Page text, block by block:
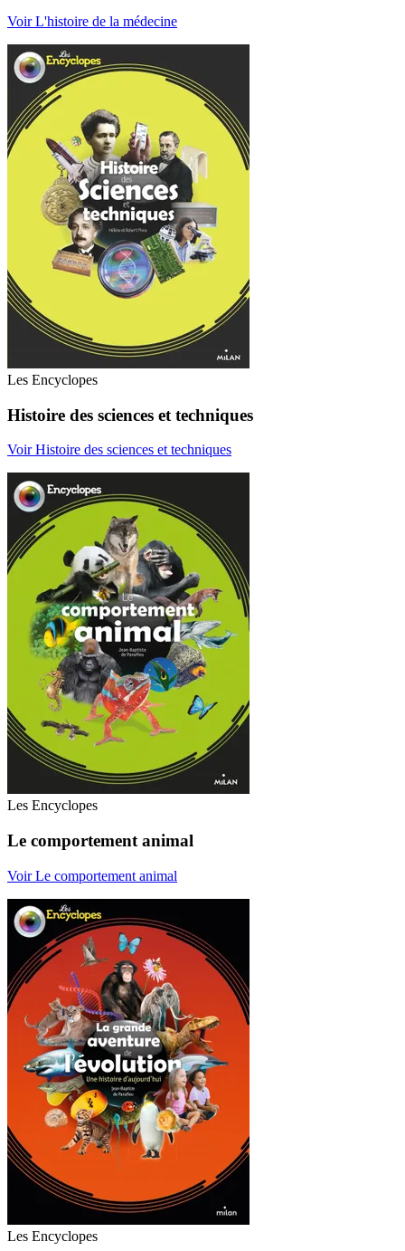
Voir L'histoire de la médecine
Les Encyclopes
Histoire des sciences et techniques
Voir Histoire des sciences et techniques
Les Encyclopes
Le comportement animal
Voir Le comportement animal
Les Encyclopes